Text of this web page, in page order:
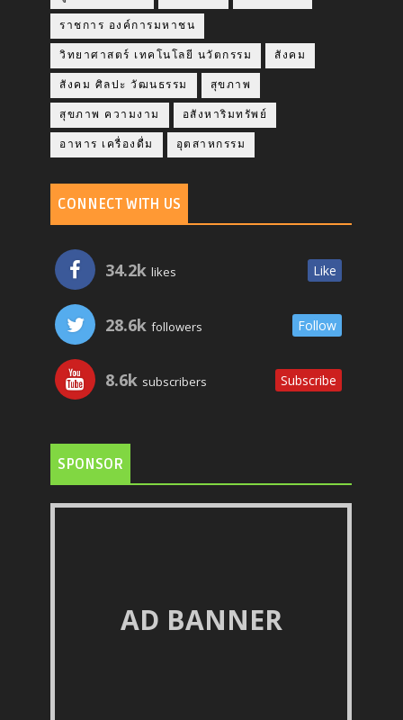
ราชการ องค์การมหาชน
วิทยาศาสตร์ เทคโนโลยี นวัตกรรม สังคม
สังคม ศิลปะ วัฒนธรรม สุขภาพ
สุขภาพ ความงาม อสังหาริมทรัพย์
อาหาร เครื่องดื่ม อุตสาหกรรม
CONNECT WITH US
34.2k likes Like
28.6k followers Follow
8.6k subscribers Subscribe
SPONSOR
AD BANNER